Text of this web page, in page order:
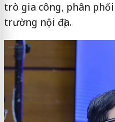
trò gia công, phân
trường nội địa.